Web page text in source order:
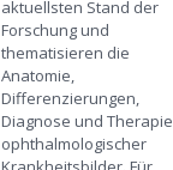
aktuellsten Stand der
Forschung und
thematisieren die
Anatomie,
Differenzierungen,
Diagnose und Therapie
ophthalmologischer